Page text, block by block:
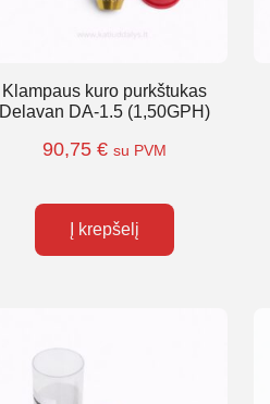
Klampaus kuro purkštukas
Delavan DA-1.5 (1,50GPH)
90,75€ su PVM
Į krepšelį